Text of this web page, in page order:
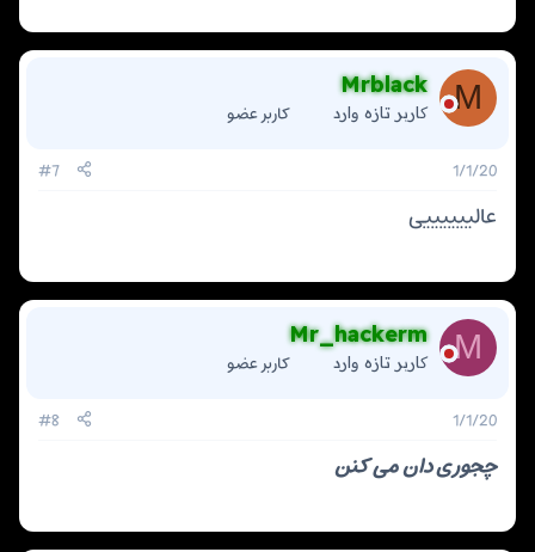
M
Mrblack
کاربر تازه وارد کاربر عضو
1/1/20
#7
عالییییییی
M
Mr_hackerm
کاربر تازه وارد کاربر عضو
1/1/20
#8
چجوری دان می کنن